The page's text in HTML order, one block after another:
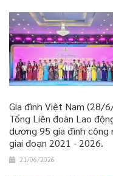
Gia đình Việt Nam (28/
Tổng Liên đoàn Lao
dương 95 gia đình công
giai đoạn 2021 - 2026.
21/06/2026